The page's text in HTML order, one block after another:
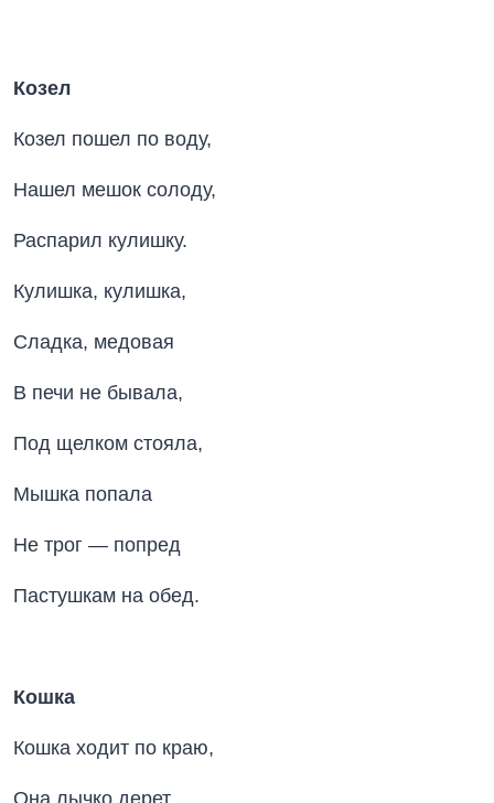
Козел
Козел пошел по воду,
Нашел мешок солоду,
Распарил кулишку.
Кулишка, кулишка,
Сладка, медовая
В печи не бывала,
Под щелком стояла,
Мышка попала
Не трог — попред
Пастушкам на обед.
Кошка
Кошка ходит по краю,
Она лычко дерет,